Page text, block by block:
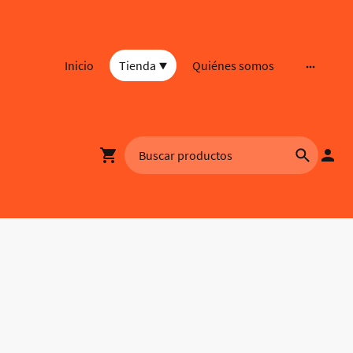
Inicio Tienda Quiénes somos